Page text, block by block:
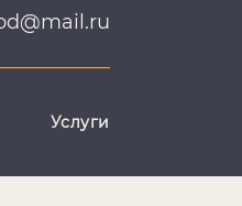
Услуги